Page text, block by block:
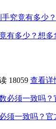
有多少？想多
18059 查看详
须一致吗？官